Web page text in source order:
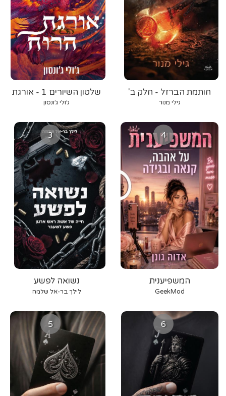
שלטון השיורים 1 - אורגת
הרוח
ג׳ולי ג׳ונסון
חותמת הברזל - חלק ב'
גילי מנור
3
נשואה לפשע
לילך בר-אל שלמה
4
המשפיענית
GeekMod
5 6